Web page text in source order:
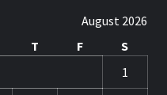
August 2026
T F
S
1